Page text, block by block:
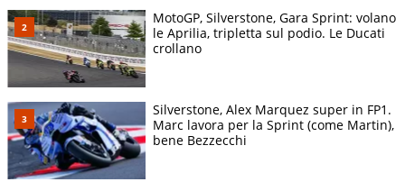
MotoGP, Silverstone, Gara Sprint: volano
le Aprilia, tripletta sul podio. Le Ducati
crollano
Silverstone, Alex Marquez super in FP1.
Marc lavora per la Sprint (come Martin),
bene Bezzecchi